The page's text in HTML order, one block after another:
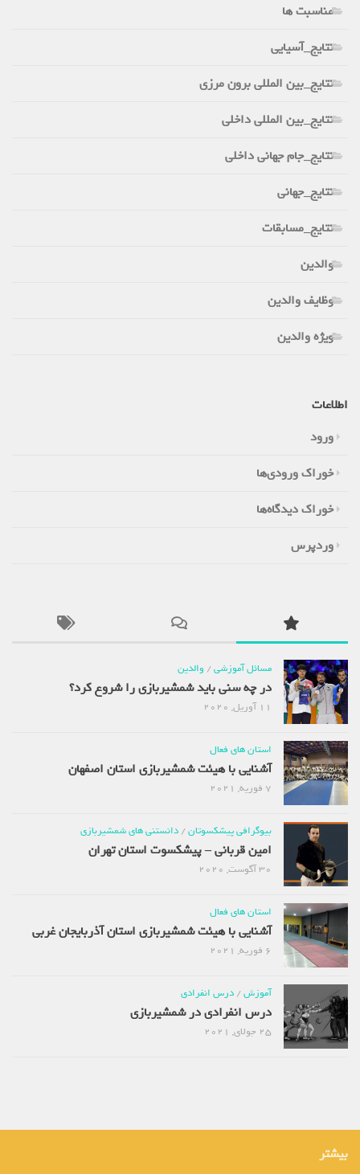
مناسبت ها
نتایج_آسیایی
نتایج_بین المللی برون مرزی
نتایج_بین المللی داخلی
نتایج_جام جهانی داخلی
نتایج_جهانی
نتایج_مسابقات
والدین
وظایف والدین
ویژه والدین
اطلاعات
ورود
خوراک ورودی‌ها
خوراک دیدگاه‌ها
وردپرس
مسائل آموزشی/والدین
در چه سنی باید شمشیربازی را شروع کرد؟
استان های فعال
آشنایی با هیئت شمشیربازی استان اصفهان
بیوگرافی پیشکسوتان/دانستنی های شمشیربازی
امین قربانی – پیشکسوت استان تهران
استان های فعال
آشنایی با هیئت شمشیربازی استان آذربایجان غربی
آموزش/درس انفرادی
درس انفرادی در شمشیربازی
بیشتر